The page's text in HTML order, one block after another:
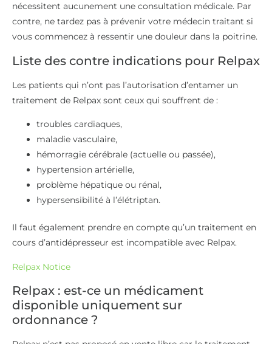
nécessitent aucunement une consultation médicale. Par
contre, ne tardez pas à prévenir votre médecin traitant si
vous commencez à ressentir une douleur dans la poitrine.
Liste des contre indications pour Relpax
Les patients qui n’ont pas l’autorisation d’entamer un
traitement de Relpax sont ceux qui souffrent de :
troubles cardiaques,
maladie vasculaire,
hémorragie cérébrale (actuelle ou passée),
hypertension artérielle,
problème hépatique ou rénal,
hypersensibilité à l’élétriptan.
Il faut également prendre en compte qu’un traitement en
cours d’antidépresseur est incompatible avec Relpax.
Relpax Notice
Relpax : est-ce un médicament
disponible uniquement sur
ordonnance ?